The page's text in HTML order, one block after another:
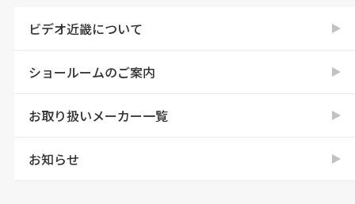
ビデオ近畿について
ショールームのご案内
お取り扱いメーカー一覧
お知らせ